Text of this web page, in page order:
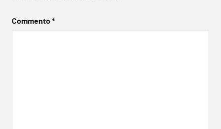
Commento*